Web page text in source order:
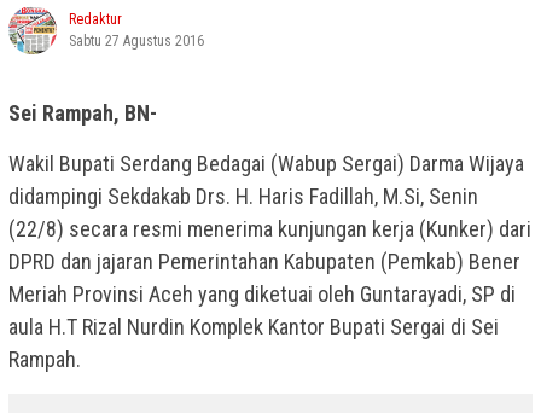
Redaktur
Sabtu 27 Agustus 2016
Sei Rampah, BN-
Wakil Bupati Serdang Bedagai (Wabup Sergai) Darma Wijaya
didampingi Sekdakab Drs. H. Haris Fadillah, M.Si, Senin
(22/8) secara resmi menerima kunjungan kerja (Kunker) dari
DPRD dan jajaran Pemerintahan Kabupaten (Pemkab) Bener
Meriah Provinsi Aceh yang diketuai oleh Guntarayadi, SP di
aula H.T Rizal Nurdin Komplek Kantor Bupati Sergai di Sei
Rampah.